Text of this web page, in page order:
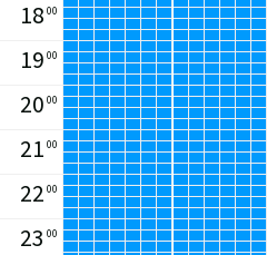
18 00
19 00
20 00
21 00
22 00
23 00